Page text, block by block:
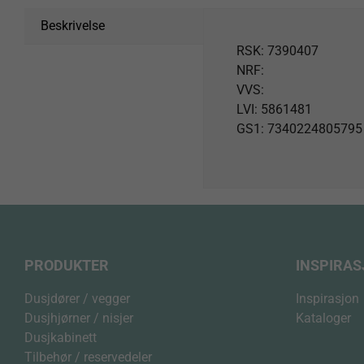
Beskrivelse
RSK: 7390407
NRF:
VVS:
LVI: 5861481
GS1: 7340224805795
PRODUKTER
Dusjdører / vegger
Dusjhjørner / nisjer
Dusjkabinett
Tilbehør / reservedeler
Inspirasjon
Kataloger